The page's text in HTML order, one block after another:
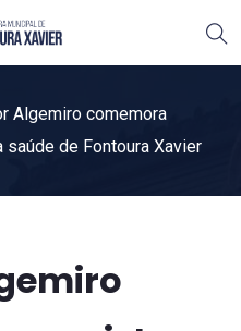
Algemiro comemora
de Fontoura Xavier